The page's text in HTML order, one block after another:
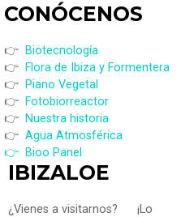
CONÓCENOS
👉 Biotecnología
👉 Flora de Ibiza y Formentera
👉 Piano Vegetal
👉 Fotobiorreactor
👉 Nuestra historia
👉 Agua Atmosférica
👉 Bioo Panel
IBIZALOE
¿Vienes a visitarnos?
¡Lo